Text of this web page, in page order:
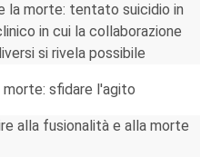
la morte: tentato suicidio in
in cui la collaborazione
si rivela possibile
morte: sfidare l'agito
alla fusionalità e alla morte